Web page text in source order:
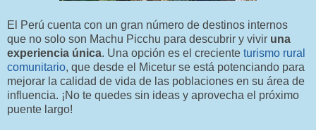
El Perú cuenta con un gran número de destinos internos
que no solo son Machu Picchu para descubrir y vivir una
experiencia única. Una opción es el creciente turismo rural
comunitario, que desde el Micetur se está potenciando para
mejorar la calidad de vida de las poblaciones en su área de
influencia. ¡No te quedes sin ideas y aprovecha el próximo
puente largo!